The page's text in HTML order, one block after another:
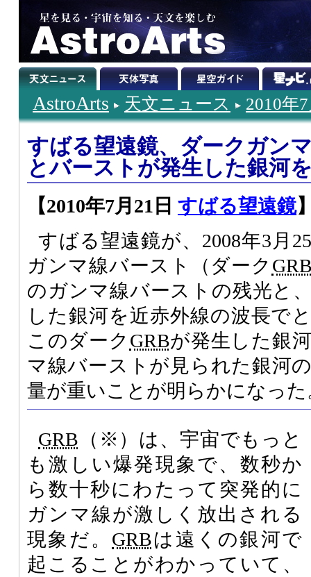
AstroArts 天文ニュース 2010年
すばる望遠鏡、ダークガン
とバーストが発生した銀河
【2010年7月21日 すばる望遠鏡
すばる望遠鏡が、2008年3月
ガンマ線バースト（ダーク
のガンマ線バーストの残光と
した銀河を近赤外線の波長で
このダーク GRBが発生した銀
マ線バーストが見られた銀河
量が重いことが明らかになった
GRB （※）は、宇宙でもっと
も激しい爆発現象で、数秒か
ら数十秒にわたって突発的に
ガンマ線が激しく放出される
現象だ。 GRBは遠くの銀河で
起こることがわかっていて、